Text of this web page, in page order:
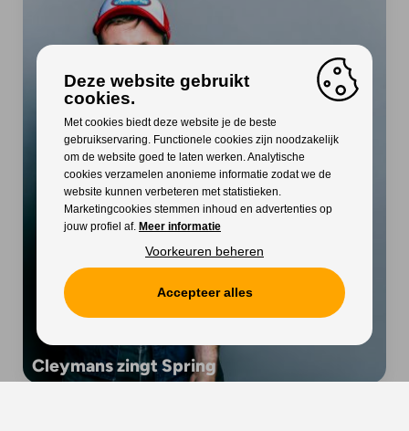
Cleymans zingt Spring
Deze website gebruikt
cookies.
Met cookies biedt deze website je de beste
gebruikservaring. Functionele cookies zijn noodzakelijk
om de website goed te laten werken. Analytische
cookies verzamelen anonieme informatie zodat we de
website kunnen verbeteren met statistieken.
Marketingcookies stemmen inhoud en advertenties op
jouw profiel af. Meer informatie
Voorkeuren beheren
Accepteer alles